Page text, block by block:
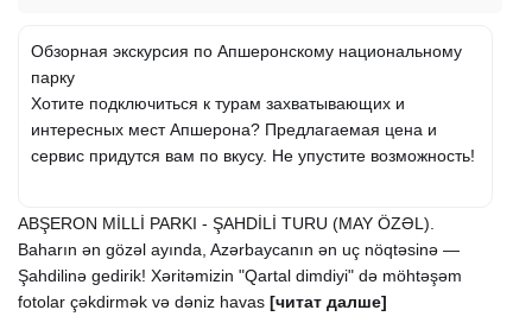
Обзорная экскурсия по Апшеронскому национальному
парку
Хотите подключиться к турам захватывающих и
интересных мест Апшерона? Предлагаемая цена и
сервис придутся вам по вкусу. Не упустите возможность!
ABŞERON MİLLİ PARKI - ŞAHDİLİ TURU (MAY ÖZƏL).
Baharın ən gözəl ayında, Azərbaycanın ən uç nöqtəsinə —
Şahdilinə gedirik! Xəritəmizin "Qartal dimdiyi" də möhtəşəm
fotolar çəkdirmək və dəniz havas [читат далше]